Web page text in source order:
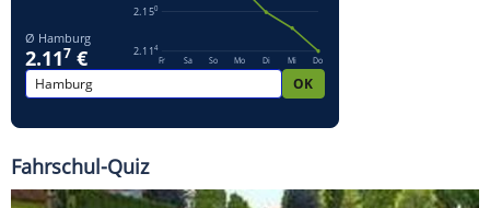
Fahrschul-Quiz